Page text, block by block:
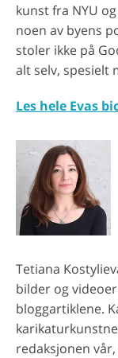
kunst fra NYU
noen av byens
stoler ikke på
alt selv, spesielt
Les hele Evas
Tetiana
bilder og
bloggartiklene.
redaksjonen